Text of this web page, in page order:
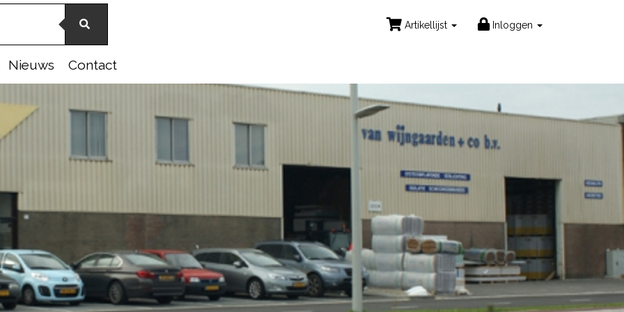
Artikellijst Inloggen
Nieuws Contact